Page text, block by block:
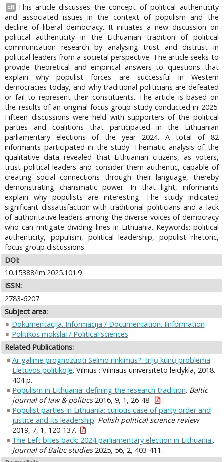
EN
This article discusses the concept of political authenticity
and associated issues in the context of populism and the
decline of liberal democracy. It initiates a new discussion on
political authenticity in the Lithuanian tradition of political
communication research by analysing trust and distrust in
political leaders from a societal perspective. The article seeks to
provide theoretical and empirical answers to questions that
explain why populist forces are successful in Western
democracies today, and why traditional politicians are defeated
or fail to represent their constituents. The article is based on
the results of an original focus group study conducted in 2025.
Fifteen discussions were held with supporters of the political
parties and coalitions that participated in the Lithuanian
parliamentary elections of the year 2024. A total of 82
informants participated in the study. Thematic analysis of the
qualitative data revealed that Lithuanian citizens, as voters,
trust political leaders and consider them authentic, capable of
creating social connections through their language, thereby
demonstrating charismatic power. In that light, informants
explain why populists are interesting. The study indicated
significant dissatisfaction with traditional politicians and a lack
of authoritative leaders among the diverse voices of democracy
who can mitigate dividing lines in Lithuania. Keywords: political
authenticity, populism, political leadership, populist rhetoric,
focus group discussions.
DOI:
10.15388/Im.2025.101.9
ISSN:
2783-6207
Subject area:
Dokumentacija. Informacija / Documentation. Iinformation
Politikos mokslai / Political sciences
Related Publications:
Ar galime prognozuoti Seimo rinkimus?: trijų kūnų problema
Lietuvos politikoje. Vilnius : Vilniaus universiteto leidykla, 2018.
404 p.
Populism in Lithuania: defining the research tradition. Baltic
journal of law & politics2016, 9, 1, 26-48.
Populist parties in Lithuania: curious case of party order and
justice and its leadership. Polish political science review
2019, 7, 1, 120-137.
The Left bites back: 2024 parliamentary election in Lithuania..
Journal of Baltic studies2025, 56, 2, 403-411.